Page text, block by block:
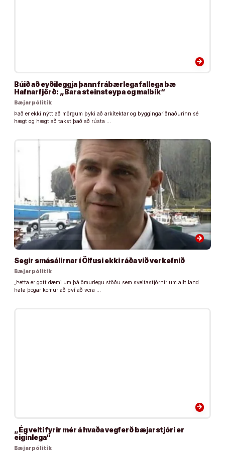
arrow_forward
Búið að eyðileggja þann frábærlega fallega bæ
Hafnarfjörð: „Bara steinsteypa og malbik“
Bæjarpólitík
Það er ekki nýtt að mörgum þyki að arkítektar og byggingariðnaðurinn sé
hægt og hægt að takst það að rústa …
arrow_forward
Segir smásálirnar í Ölfusi ekki ráða við verkefnið
Bæjarpólitík
„Þetta er gott dæmi um þá ömurlegu stöðu sem sveitastjórnir um allt land
hafa þegar kemur að því að vera …
arrow_forward
„Ég velti fyrir mér á hvaða vegferð bæjarstjóri er
eiginlega“
Bæjarpólitík